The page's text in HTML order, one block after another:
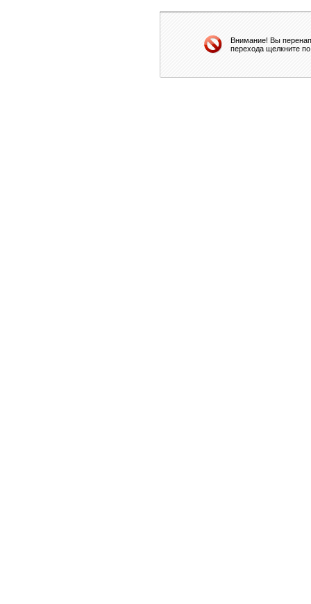
Внимание! Вы
перехода щелкните